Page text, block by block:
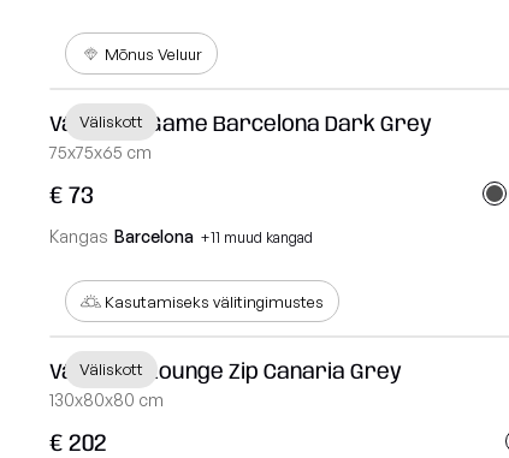
Väliskott
Mõnus Veluur
Väliskott Game Barcelona Dark Grey
75x75x65 cm
€ 73
Kangas Barcelona +11 muud kangad
Väliskott
Kasutamiseks välitingimustes
Väliskott Lounge Zip Canaria Grey
130x80x80 cm
€ 202